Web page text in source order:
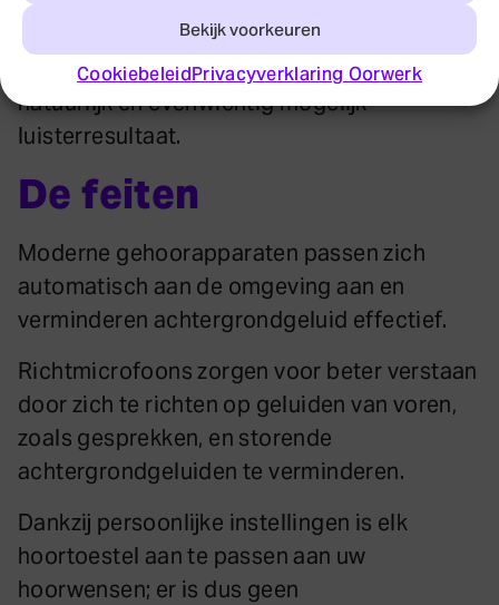
Bekijk voorkeuren
CookiebeleidPrivacyverklaring Oorwerk
Door alleen te versterken waar u dat nodig
heeft, zorgen gehoorapparaten voor een zo
natuurlijk en evenwichtig mogelijk
luisterresultaat.
De feiten
Moderne gehoorapparaten passen zich
automatisch aan de omgeving aan en
verminderen achtergrondgeluid effectief.
Richtmicrofoons zorgen voor beter verstaan
door zich te richten op geluiden van voren,
zoals gesprekken, en storende
achtergrondgeluiden te verminderen.
Dankzij persoonlijke instellingen is elk
hoortoestel aan te passen aan uw
hoorwensen; er is dus geen